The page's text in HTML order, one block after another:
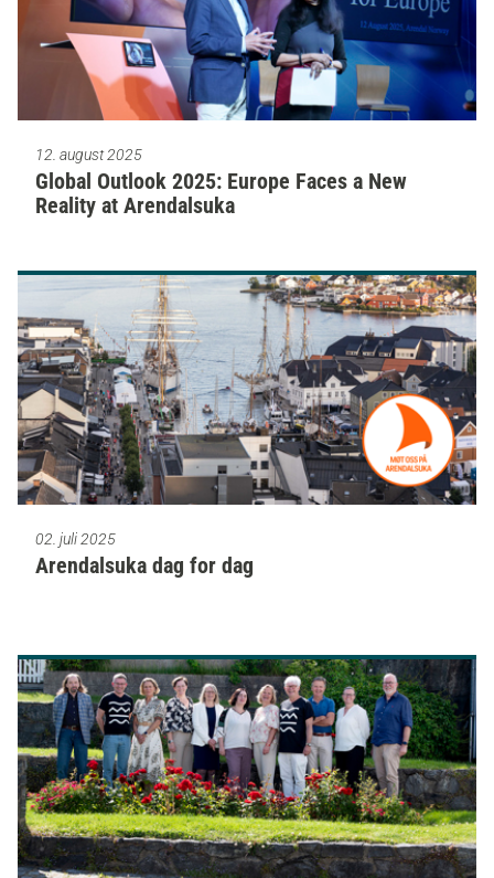
12. august 2025
Global Outlook 2025: Europe Faces a New
Reality at Arendalsuka
02. juli 2025
Arendalsuka dag for dag